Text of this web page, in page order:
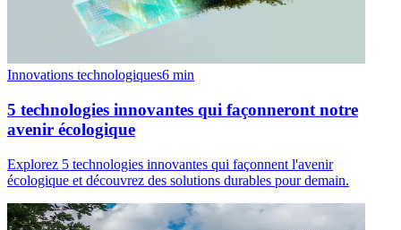
Innovations technologiques6 min
5 technologies innovantes qui façonneront notre
avenir écologique
Explorez 5 technologies innovantes qui façonnent l'avenir
écologique et découvrez des solutions durables pour demain.